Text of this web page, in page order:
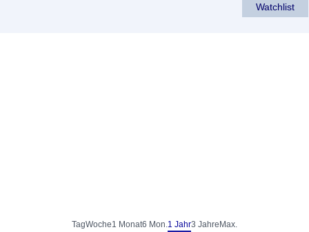
Watchlist
TagWoche1 Monat6 Mon.1 Jahr3 Jahre Max.